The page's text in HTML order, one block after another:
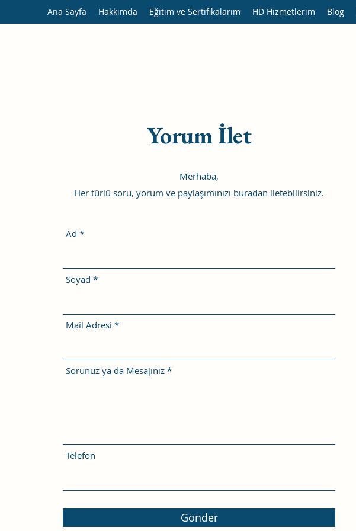
Ana Sayfa Hakkımda Eğitim ve Sertifikalarım HD Hizmetlerim Blog
Yorum İlet
Merhaba,
Her türlü soru, yorum ve paylaşımınızı buradan iletebilirsiniz.
Ad
Soyad
Mail Adresi
Sorunuz ya da Mesajınız
Telefon
Gönder